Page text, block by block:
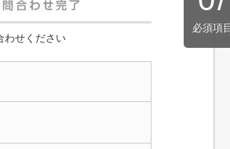
必須項
わせください